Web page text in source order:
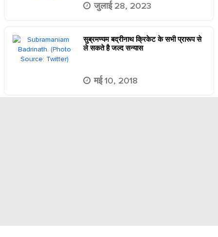
जुलाई 28, 2023
सुब्रमण्यम बद्रीनाथ क्रिकेट के सभी प्रारूप से
ले सकते है जल्द सन्यास
मई 10, 2018